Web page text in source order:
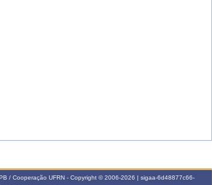
/ Cooperação UFRN - Copyright © 2006-2026 | sigaa-6d48877c66-